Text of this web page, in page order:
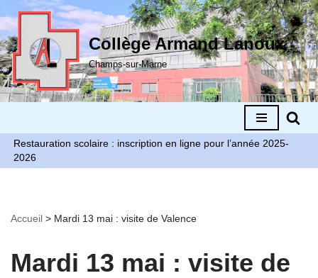
Aller
au
contenu
Collège Armand Lanoux
Champs-sur-Marne
Restauration scolaire : inscription en ligne pour l’année 2025-
2026
Accueil > Mardi 13 mai : visite de Valence
Mardi 13 mai : visite de